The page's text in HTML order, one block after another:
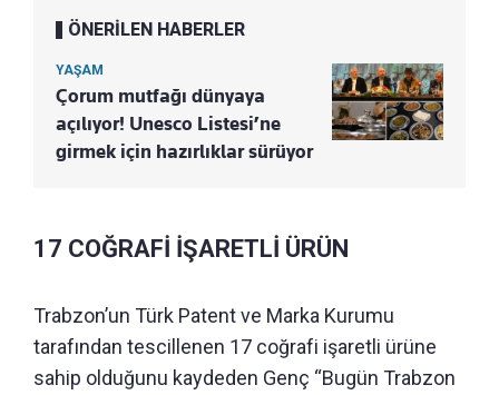
ÖNERİLEN HABERLER
YAŞAM
Çorum mutfağı dünyaya
açılıyor! Unesco Listesi’ne
girmek için hazırlıklar sürüyor
17 COĞRAFİ İŞARETLİ ÜRÜN
Trabzon’un Türk Patent ve Marka Kurumu
tarafından tescillenen 17 coğrafi işaretli ürüne
sahip olduğunu kaydeden Genç “Bugün Trabzon